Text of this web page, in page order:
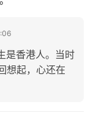
是香港人。当时
想起，心还在